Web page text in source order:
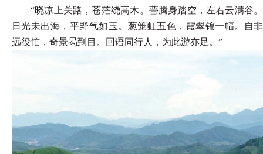
“晓凉上关路，苍茫绕高木。瞢腾身踏空，左右云满谷。
日光未出海，平野气如玉。葱笼虹五色，霞翠锦一幅。自非
远役忙，奇景曷到目。回语同行人，为此游亦足。”